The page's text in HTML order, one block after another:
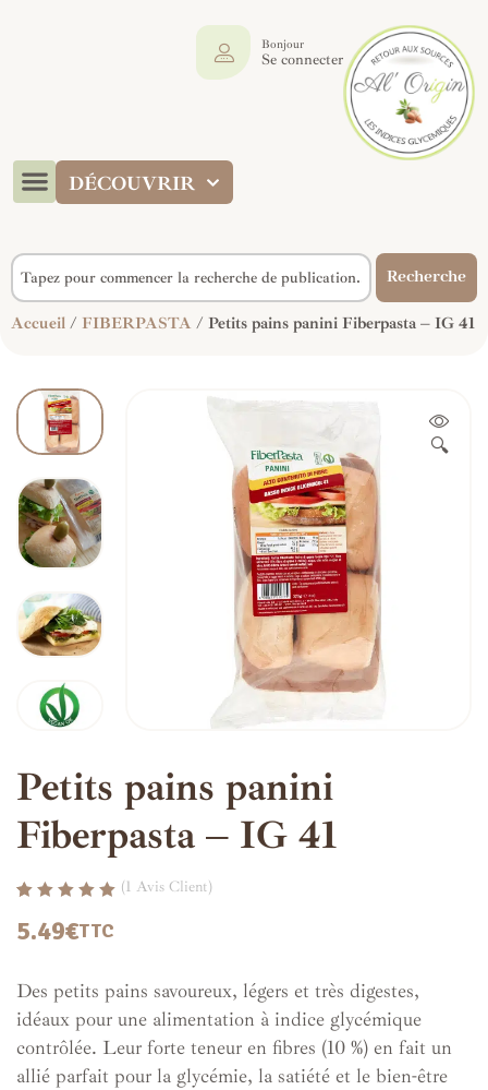
DÉCOUVRIR
Bonjour
Se connecter
Recherche
Accueil / FIBERPASTA / Petits pains panini Fiberpasta – IG 41
🔍
Petits pains panini
Fiberpasta – IG 41
5 basé sur
(1 Avis Client)
5.49€TTC
Des petits pains savoureux, légers et très digestes,
idéaux pour une alimentation à indice glycémique
contrôlée. Leur forte teneur en fibres (10 %) en fait un
allié parfait pour la glycémie, la satiété et le bien-être